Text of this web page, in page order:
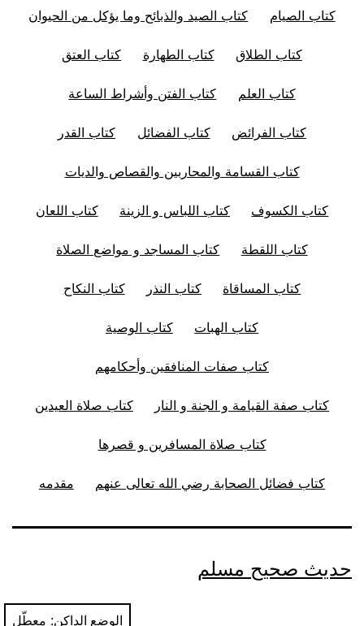
كتاب الصيام كتاب الصيد والذبائح وما يؤكل من الحيوان
كتاب الطلاق كتاب الطهارة كتاب العتق
كتاب العلم كتاب الفتن وأشراط الساعة
كتاب الفرائض كتاب الفضائل كتاب القدر
كتاب القسامة والمحاربين والقصاص والديات
كتاب الكسوف كتاب اللباس و الزينة كتاب اللعان
كتاب اللقطة كتاب المساجد و مواضع الصلاة
كتاب المساقاة كتاب النذر كتاب النكاح
كتاب الهبات كتاب الوصية
كتاب صفات المنافقين وأحكامهم
كتاب صفة القيامة و الجنة و النار كتاب صلاة العيدين
كتاب صلاة المسافرين و قصرها
كتاب فضائل الصحابة رضي الله تعالى عنهم مقدمه
حديث صحيح مسلم
الوضع الداكن: